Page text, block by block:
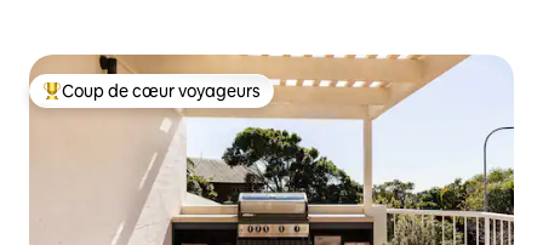
Coups de cœur voyageurs les plus appréciés
Coup de cœur voyageurs